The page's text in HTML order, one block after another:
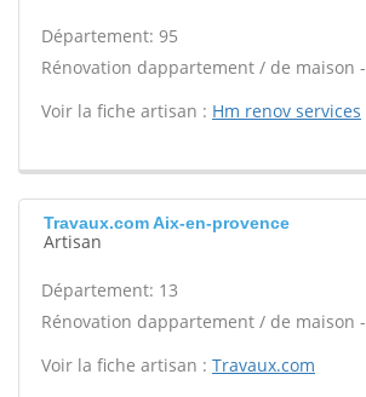
Département: 95
Rénovation dappartement / de maison -
Voir la fiche artisan : Hm renov services
Travaux.com Aix-en-provence
Artisan
Département: 13
Rénovation dappartement / de maison -
Voir la fiche artisan : Travaux.com